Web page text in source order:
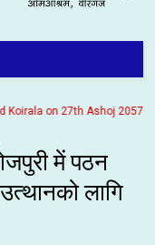
on 27th Ashoj 2057.
में पठन
उत्थानको लागि